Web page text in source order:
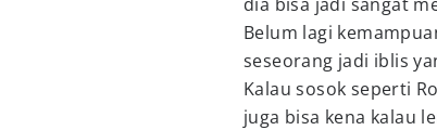
Belum lagi
seseorang jadi iblis
Kalau sosok seperti
juga bisa kena kalau